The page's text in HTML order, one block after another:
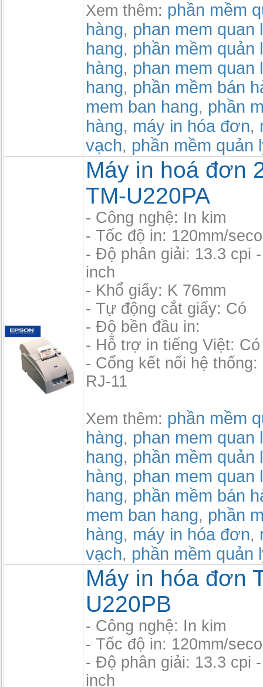
Xem thêm: phần mềm
hàng, phan mem quan
hang, phần mềm quản
hàng, phan mem quan
hang, phần mềm bán
mem ban hang, phần
hàng, máy in hóa đơn,
vạch, phần mềm quản
Máy in hoá đơn
TM-U220PA
- Công nghệ: In kim
- Tốc độ in: 120mm/
- Độ phân giải: 13.3 cpi
inch
- Khổ giấy: K 76mm
- Tự động cắt giấy: Có
- Độ bền đầu in:
- Hỗ trợ in tiếng Việt: Có
- Cổng kết nối hệ thống:
RJ-11
Xem thêm: phần mềm
hàng, phan mem quan
hang, phần mềm quản
hàng, phan mem quan
hang, phần mềm bán
mem ban hang, phần
hàng, máy in hóa đơn,
vạch, phần mềm quản
Máy in hóa đơn
U220PB
- Công nghệ: In kim
- Tốc độ in: 120mm/
- Độ phân giải: 13.3 cpi
inch